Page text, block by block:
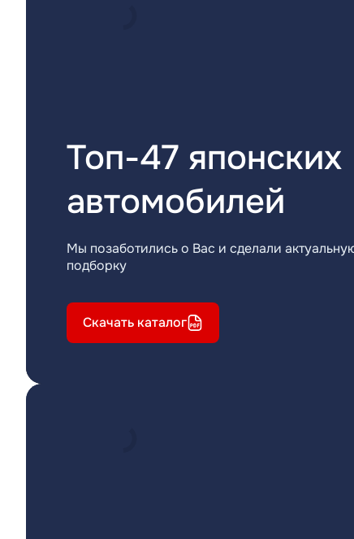
Топ-47 японских
автомобилей
Мы позаботились о Вас и сделали
подборку
Скачать каталог